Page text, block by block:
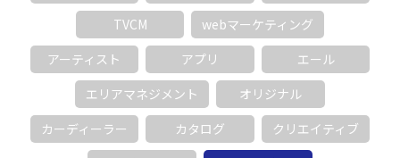
TVCM
webマーケティング
アーティスト
アプリ
エール
エリアマネジメント
オリジナル
カーディーラー
カタログ
クリエイティブ